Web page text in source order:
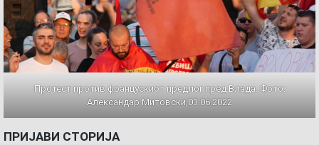
Протест против францускиот предлог пред Влада. Фото:
Александар Митовски,03.06.2022
ПРИЈАВИ СТОРИЈА